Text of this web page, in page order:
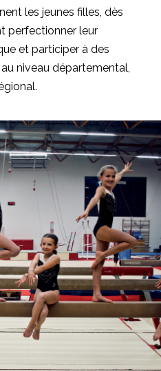
les jeunes filles, dès
perfectionner leur
et participer à des
niveau départemental,